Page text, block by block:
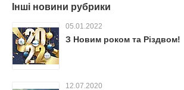
Інші новини рубрики
05.01.2022
З Новим роком та Різдвом!
12.07.2020